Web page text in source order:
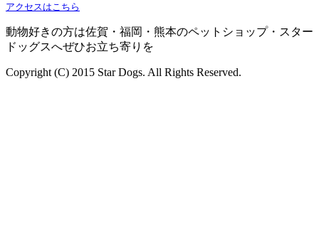
アクセスはこちら
動物好きの方は佐賀・福岡・熊本のペットショップ・スター
ドッグスへぜひお立ち寄りを
Copyright (C) 2015 Star Dogs. All Rights Reserved.